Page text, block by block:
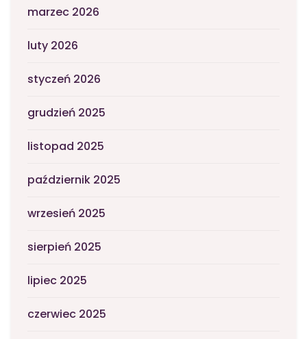
marzec 2026
luty 2026
styczeń 2026
grudzień 2025
listopad 2025
październik 2025
wrzesień 2025
sierpień 2025
lipiec 2025
czerwiec 2025